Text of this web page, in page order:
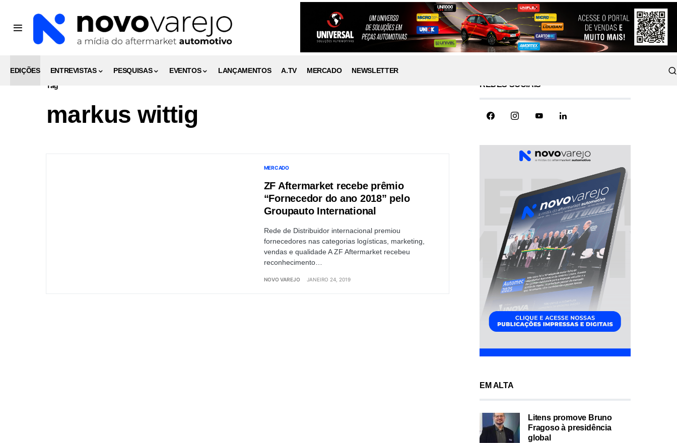
EDIÇÕES ENTREVISTAS PESQUISAS EVENTOS LANÇAMENTOS A.TV MERCADO
NEWSLETTER
Tag
markus wittig
MERCADO
ZF Aftermarket recebe prêmio
“Fornecedor do ano 2018” pelo
Groupauto International
Rede de Distribuidor internacional premiou
fornecedores nas categorias logísticas, marketing,
vendas e qualidade A ZF Aftermarket recebeu
reconhecimento…
NOVO VAREJO JANEIRO 24, 2019
REDES SOCIAIS
EM ALTA
Litens promove Bruno
Fragoso à presidência
global